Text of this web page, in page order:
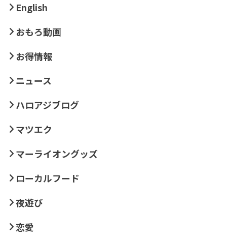
English
おもろ動画
お得情報
ニュース
ハロアジブログ
マツエク
マーライオングッズ
ローカルフード
夜遊び
恋愛